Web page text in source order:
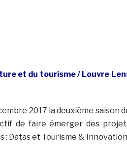
et du tourisme / Louvre
2017 la deuxième saison
de faire émerger des
: Datas et Tourisme &